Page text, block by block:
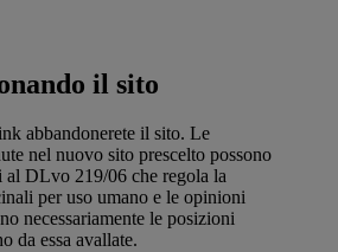
il sito
abbandonerete il sito. Le
nel nuovo sito prescelto possono
al DLvo 219/06 che regola la
per uso umano e le opinioni
necessariamente le posizioni
da essa avallate.